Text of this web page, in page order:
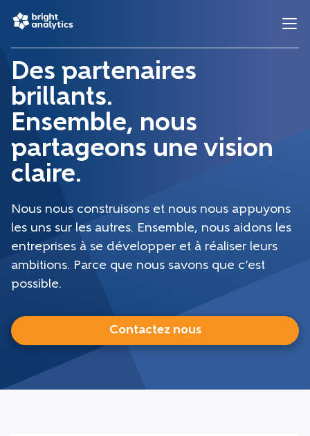
Des partenaires
brillants.
Ensemble, nous
partageons une vision
claire.
Nous nous construisons et nous nous appuyons
les uns sur les autres. Ensemble, nous aidons les
entreprises à se développer et à réaliser leurs
ambitions. Parce que nous savons que c’est
possible.
Contactez nous